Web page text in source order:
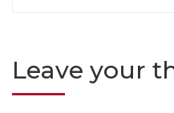
Leave your